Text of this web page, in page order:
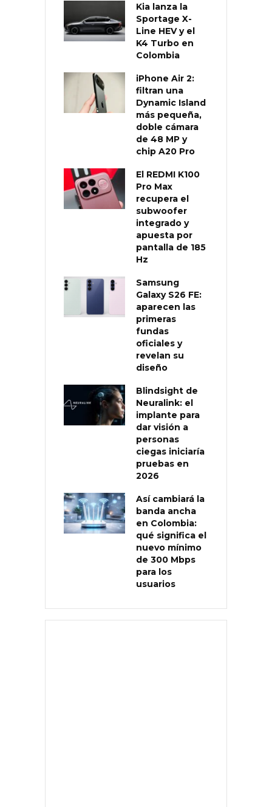
Kia lanza la
Sportage X-
Line HEV y el
K4 Turbo en
Colombia
iPhone Air 2:
filtran una
Dynamic Island
más pequeña,
doble cámara
de 48 MP y
chip A20 Pro
El REDMI K100
Pro Max
recupera el
subwoofer
integrado y
apuesta por
pantalla de 185
Hz
Samsung
Galaxy S26 FE:
aparecen las
primeras
fundas
oficiales y
revelan su
diseño
Blindsight de
Neuralink: el
implante para
dar visión a
personas
ciegas iniciaría
pruebas en
2026
Así cambiará la
banda ancha
en Colombia:
qué significa el
nuevo mínimo
de 300 Mbps
para los
usuarios